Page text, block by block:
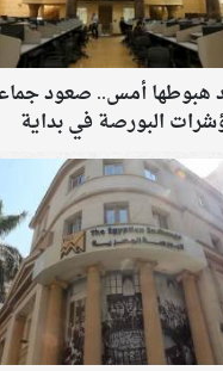
هبوطها أمس.. صعود
البورصة في بداية
اليوم